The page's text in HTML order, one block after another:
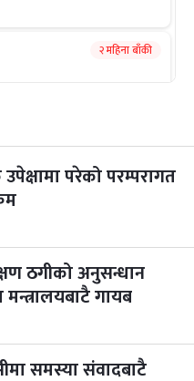
२ महिना बाँकी
२ महिना बाँकी
२ महिना बाँकी
३ महिना बाँकी
उपेक्षामा परेको परम्परागत
ठगीको अनुसन्धान
मन्त्रालयबाटै गायब
समस्या संवादबाटै